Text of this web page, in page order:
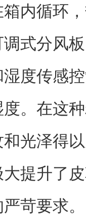
内循环
式分风
度传感
。在这
光泽得
提升了
苛要求。